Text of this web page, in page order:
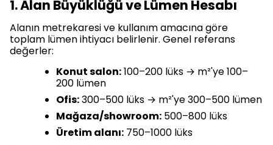
1. Alan Büyüklüğü ve Lümen Hesabı
Alanın metrekaresi ve kullanım amacına göre
toplam lümen ihtiyacı belirlenir. Genel referans
değerler:
Konut salon:100–200 lüks → m²'ye 100–
200 lümen
Ofis:300–500 lüks → m²'ye 300–500 lümen
Mağaza/showroom: 500–800 lüks
Üretim alanı: 750–1000 lüks